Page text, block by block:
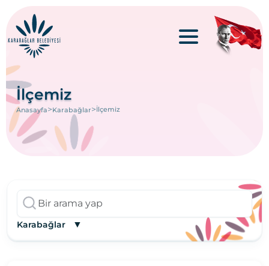
İlçemiz
Anasayfa>Karabağlar>İlçemiz
Karabağlar ▼